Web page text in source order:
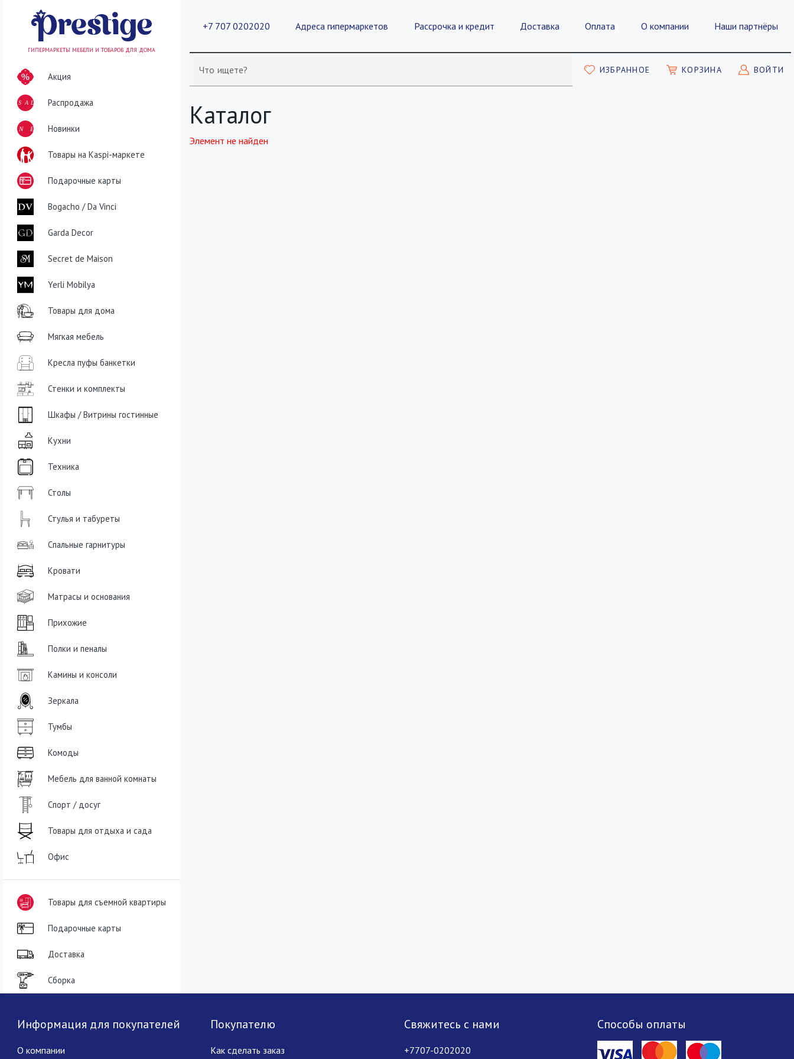
+7 707 0202020 Адреса гипермаркетов Рассрочка и кредит Доставка Оплата О компании Наши партнёры
Что ищете? ИЗБРАННОЕ КОРЗИНА ВОЙТИ
ГИПЕРМАРКЕТЫ МЕБЕЛИ И ТОВАРОВ ДЛЯ ДОМА
Акция
SALE Распродажа
NEWНовинки
Товары на Kaspi-маркете
Подарочные карты
Bogacho / Da Vinci
Garda Decor
Secret de Maison
Yerli Mobilya
Товары для дома
Мягкая мебель
Кресла пуфы банкетки
Стенки и комплекты
Шкафы / Витрины гостинные
Кухни
Техника
Столы
Стулья и табуреты
Спальные гарнитуры
Кровати
Матрасы и основания
Прихожие
Полки и пеналы
Камины и консоли
Зеркала
Тумбы
Комоды
Мебель для ванной комнаты
Спорт / досуг
Товары для отдыха и сада
Офис
Товары для съемной квартиры
Подарочные карты
Доставка
Сборка
Каталог
Элемент не найден
Информация для покупателей
О компании
Покупателю
Как сделать заказ
Свяжитесь с нами
+7707-0202020
Способы оплаты